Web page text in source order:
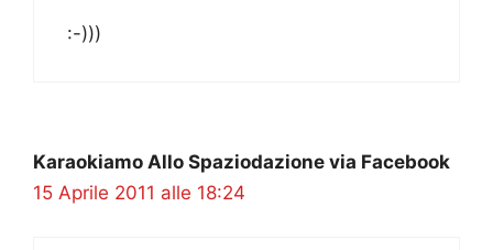
:-)))
Karaokiamo Allo Spaziodazione via Facebook
15 Aprile 2011 alle 18:24